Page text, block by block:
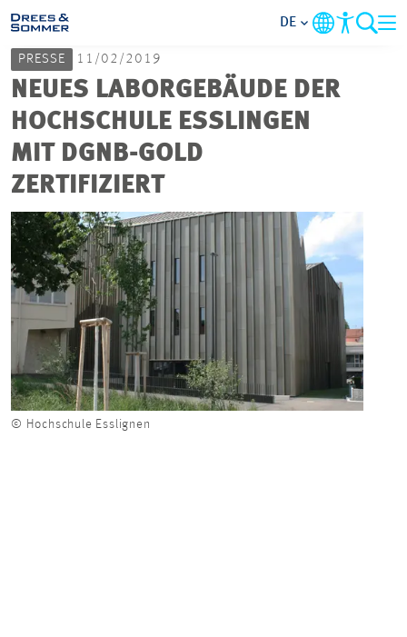
MARKETS
SERVICES
KARRIERE
PROJEKTE
KONTAKT
DE
PRESSE 11/02/2019
NEUES LABORGEBÄUDE DER
HOCHSCHULE ESSLINGEN
MIT DGNB-GOLD
ZERTIFIZIERT
© Hochschule Esslignen